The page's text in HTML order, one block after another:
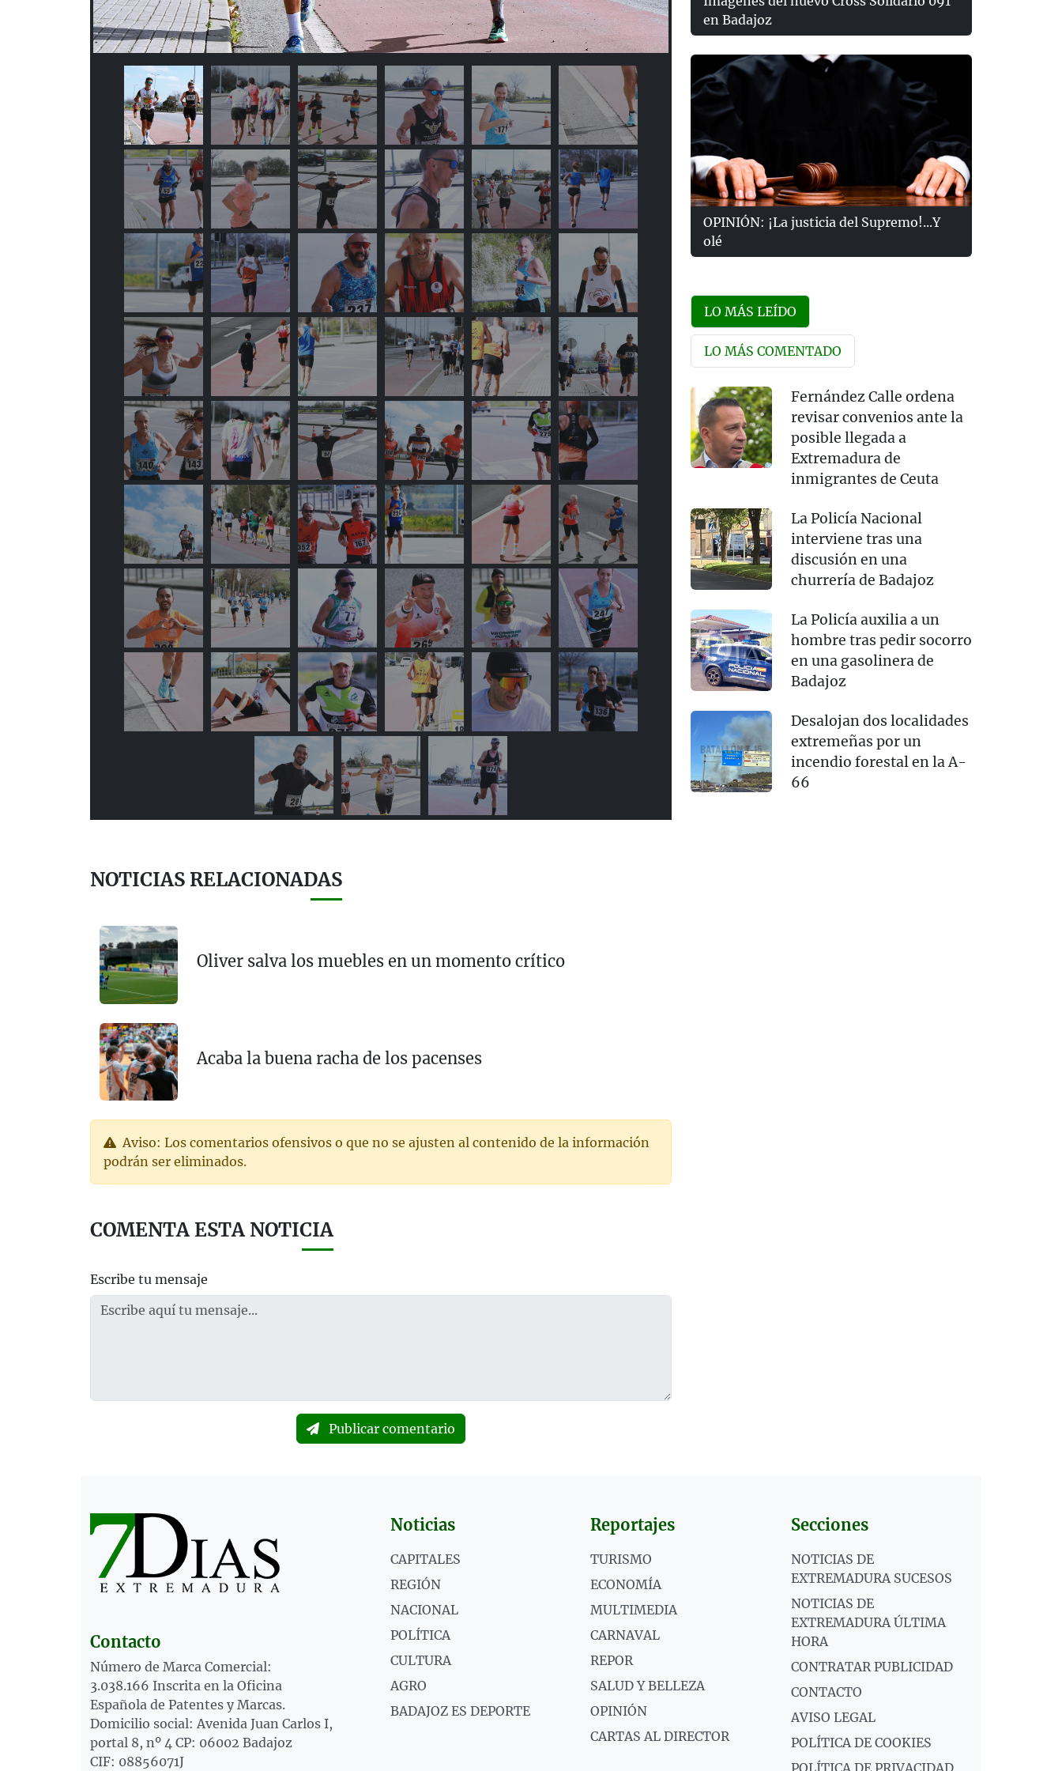
NOTICIAS RELACIONADAS
Oliver salva los muebles en un momento crítico
Acaba la buena racha de los pacenses
Aviso: Los comentarios ofensivos o que no se ajusten al contenido de la información
podrán ser eliminados.
COMENTA ESTA NOTICIA
Escribe tu mensaje
Publicar comentario
en Badajoz
OPINIÓN: ¡La justicia del Supremo!...Y
olé
LO MÁS LEÍDO
LO MÁS COMENTADO
Fernández Calle ordena
revisar convenios ante la
posible llegada a
Extremadura de
inmigrantes de Ceuta
La Policía Nacional
interviene tras una
discusión en una
churrería de Badajoz
La Policía auxilia a un
hombre tras pedir socorro
en una gasolinera de
Badajoz
Desalojan dos localidades
extremeñas por un
incendio forestal en la A-
66
Contacto
Número de Marca Comercial:
3.038.166 Inscrita en la Oficina
Española de Patentes y Marcas.
Domicilio social: Avenida Juan Carlos I,
portal 8, nº 4 CP: 06002 Badajoz
CIF: 08856071J
Noticias
CAPITALES
REGIÓN
NACIONAL
POLÍTICA
CULTURA
AGRO
BADAJOZ ES DEPORTE
Reportajes
TURISMO
ECONOMÍA
MULTIMEDIA
CARNAVAL
REPOR
SALUD Y BELLEZA
OPINIÓN
CARTAS AL DIRECTOR
Secciones
NOTICIAS DE
EXTREMADURA SUCESOS
NOTICIAS DE
EXTREMADURA ÚLTIMA
HORA
CONTRATAR PUBLICIDAD
CONTACTO
AVISO LEGAL
POLÍTICA DE COOKIES